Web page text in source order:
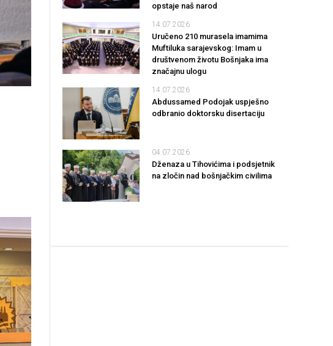
opstaje naš narod
14.07.2026
Uručeno 210 murasela imamima
Muftiluka sarajevskog: Imam u
društvenom životu Bošnjaka ima
značajnu ulogu
14.07.2026
Abdussamed Podojak uspješno
odbranio doktorsku disertaciju
04.07.2026
Dženaza u Tihovićima i podsjetnik
na zločin nad bošnjačkim civilima